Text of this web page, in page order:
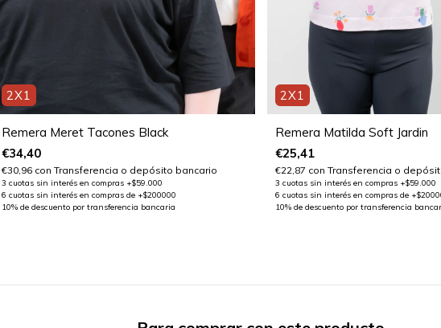
2X1
Remera Meret Tacones Black
€34,40
€30,96 con Transferencia o depósito bancario
2X1
Remera Matilda Soft Jardin
€25,41
€22,87 con Transferencia o